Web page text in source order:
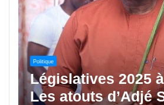
Politique
Législatives 2025
Les atouts d’Adjé